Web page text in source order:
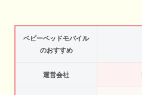
ベビーベッドモバイル
のおすすめ
運営会社